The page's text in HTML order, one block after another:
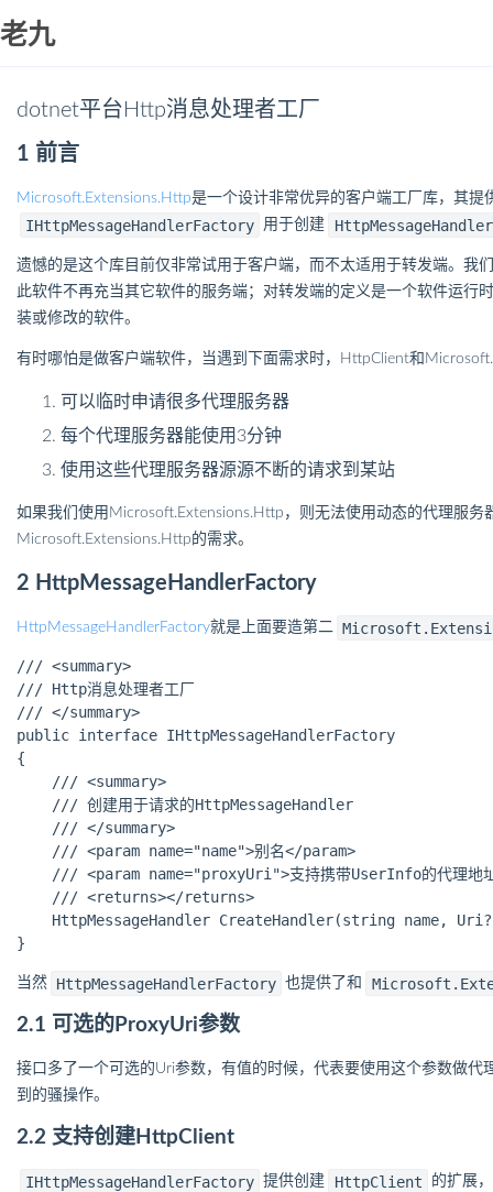
老九
dotnet平台Http消息处理者工厂
1 前言
Microsoft.Extensions.Http是一个设计非常优异的客户端工厂库，其提
IHttpMessageHandlerFactory 用于创建 HttpMessageHandler
遗憾的是这个库目前仅非常试用于客户端，而不太适用于转发端。我
此软件不再充当其它软件的服务端；对转发端的定义是一个软件运
装或修改的软件。
有时哪怕是做客户端软件，当遇到下面需求时，HttpClient和
可以临时申请很多代理服务器
每个代理服务器能使用3分钟
使用这些代理服务器源源不断的请求到某站
如果我们使用Microsoft.Extensions.Http，则无法使用动态的代理服
Microsoft.Extensions.Http的需求。
2 HttpMessageHandlerFactory
HttpMessageHandlerFactory就是上面要造第二
/// <summary>
/// Http消息处理者工厂
/// </summary>
public interface IHttpMessageHandlerFactory
{
    /// <summary>
    /// 创建用于请求的HttpMessageHandler
    /// </summary>
    /// <param name="name">别名</param>
/// <param name="proxyUri">支持携带UserInfo的代理
    /// <returns></returns>
HttpMessageHandler CreateHandler(string name,
当然 HttpMessageHandlerFactory 也提供了和
2.1 可选的ProxyUri参数
接口多了一个可选的Uri参数，有值的时候，代表要使用这个参数做
到的骚操作。
2.2 支持创建HttpClient
IHttpMessageHandlerFactory 提供创建 HttpClient
的扩展